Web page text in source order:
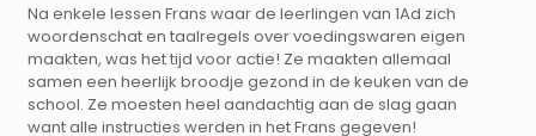
Na enkele lessen Frans waar de leerlingen van 1Ad zich
woordenschat en taalregels over voedingswaren eigen
maakten, was het tijd voor actie! Ze maakten allemaal
samen een heerlijk broodje gezond in de keuken van de
school. Ze moesten heel aandachtig aan de slag gaan
want alle instructies werden in het Frans gegeven!